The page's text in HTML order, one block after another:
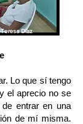
Díaz
Lo que sí tengo
el aprecio no se
entrar en una
de mí misma.